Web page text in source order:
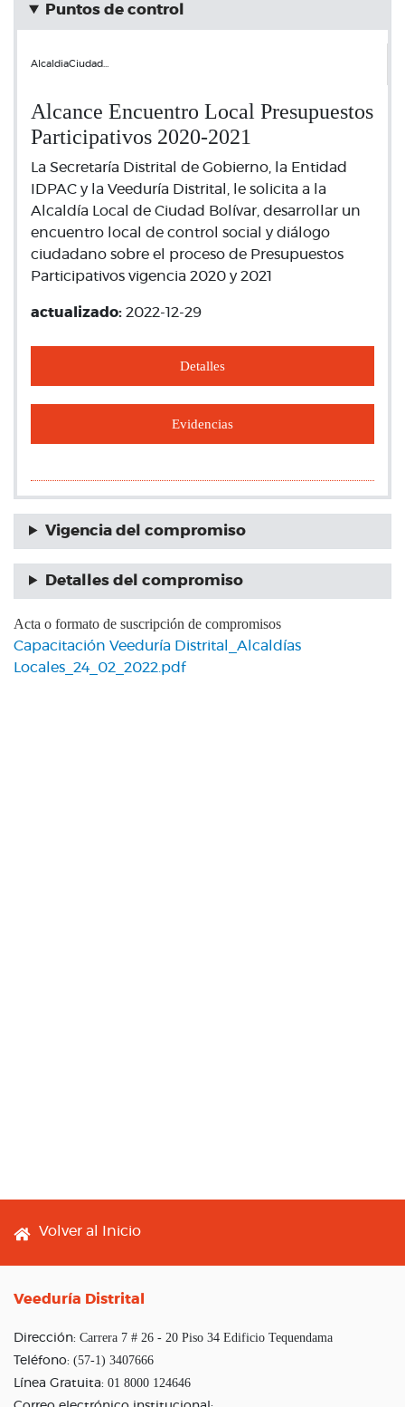
Puntos de control
AlcaldiaCiudad…
Alcance Encuentro Local Presupuestos
Participativos 2020-2021
La Secretaría Distrital de Gobierno, la Entidad
IDPAC y la Veeduría Distrital, le solicita a la
Alcaldía Local de Ciudad Bolívar, desarrollar un
encuentro local de control social y diálogo
ciudadano sobre el proceso de Presupuestos
Participativos vigencia 2020 y 2021
actualizado: 2022-12-29
Detalles
Evidencias
Vigencia del compromiso
Detalles del compromiso
Acta o formato de suscripción de compromisos
Capacitación Veeduría Distrital_Alcaldías
Locales_24_02_2022.pdf
Footer menu
Volver al Inicio
Veeduría Distrital
Dirección: Carrera 7 # 26 - 20 Piso 34 Edificio Tequendama
Teléfono: (57-1) 3407666
Línea Gratuita: 01 8000 124646